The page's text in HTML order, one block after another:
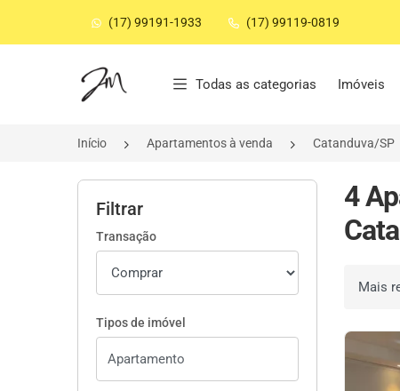
(17) 99191-1933 (17) 99119-0819
Página inicial
Todas as categorias Imóveis
Início Apartamentos à venda Catanduva/SP
Filtrar
Transação
Tipos de imóvel
4
Ordenar